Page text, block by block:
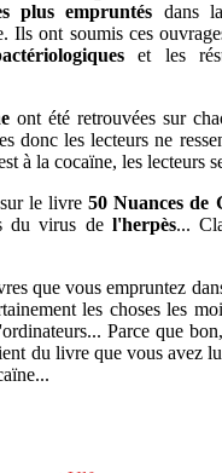
plus empruntés dans
Ils ont soumis ces
et les
ont été retrouvées sur
donc les lecteurs ne
à la cocaïne, les lecteurs
le livre50 Nuances de
du virus de l'herpès...
que vous empruntez
les choses les
Parce que
du livre que vous avez